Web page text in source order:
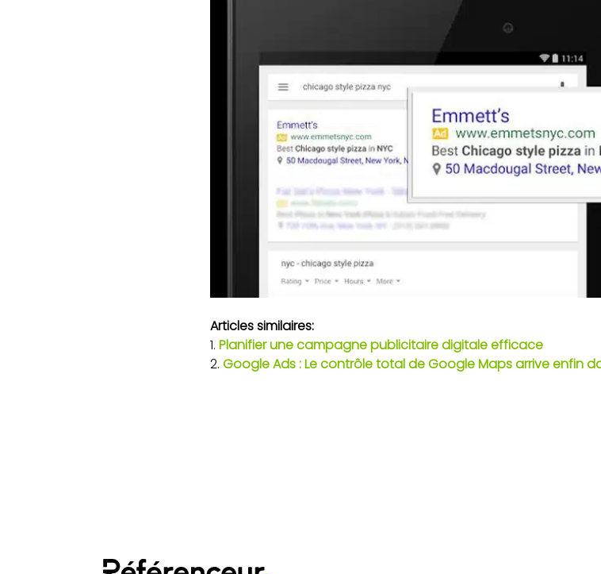
Articles similaires:
Planifier une campagne publicitaire digitale efficace
Google Ads : Le contrôle total de Google Maps arrive enfin